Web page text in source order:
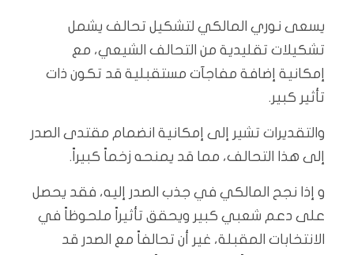
يسعى نوري المالكي لتشكيل تحالف يشمل
تشكيلات تقليدية من التحالف الشيعي، مع
إمكانية إضافة مفاجآت مستقبلية قد تكون ذات
تأثير كبير.
والتقديرات تشير إلى إمكانية انضمام مقتدى الصدر
إلى هذا التحالف، مما قد يمنحه زخماً كبيراً.
و إذا نجح المالكي في جذب الصدر إليه، فقد يحصل
على دعم شعبي كبير ويحقق تأثيراً ملحوظاً في
الانتخابات المقبلة، غير أن تحالفاً مع الصدر قد